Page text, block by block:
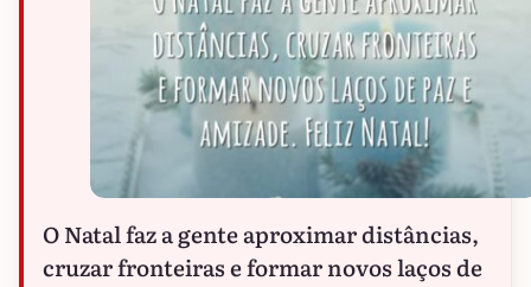
O Natal faz a gente aproximar distâncias,
cruzar fronteiras e formar novos laços de